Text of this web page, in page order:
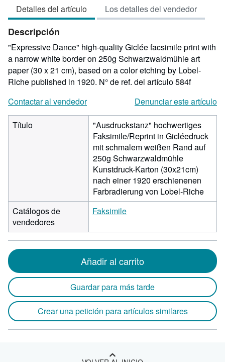
de
5
Detalles del artículo Los detalles del vendedor
Descripción
"Expressive Dance" high-quality Giclée facsimile print with
a narrow white border on 250g Schwarzwaldmühle art
paper (30 x 21 cm), based on a color etching by Lobel-
Riche published in 1920. N° de ref. del artículo 584f
Contactar al vendedor
Denunciar este artículo
Título
"Ausdruckstanz" hochwertiges
Faksimile/Reprint in Gicléedruck
mit schmalem weißen Rand auf
250g Schwarzwaldmühle
Kunstdruck-Karton (30x21cm)
nach einer 1920 erschienenen
Farbradierung von Lobel-Riche
Catálogos de
vendedores
Faksimile
Añadir al carrito
Guardar para más tarde
Crear una petición para artículos similares